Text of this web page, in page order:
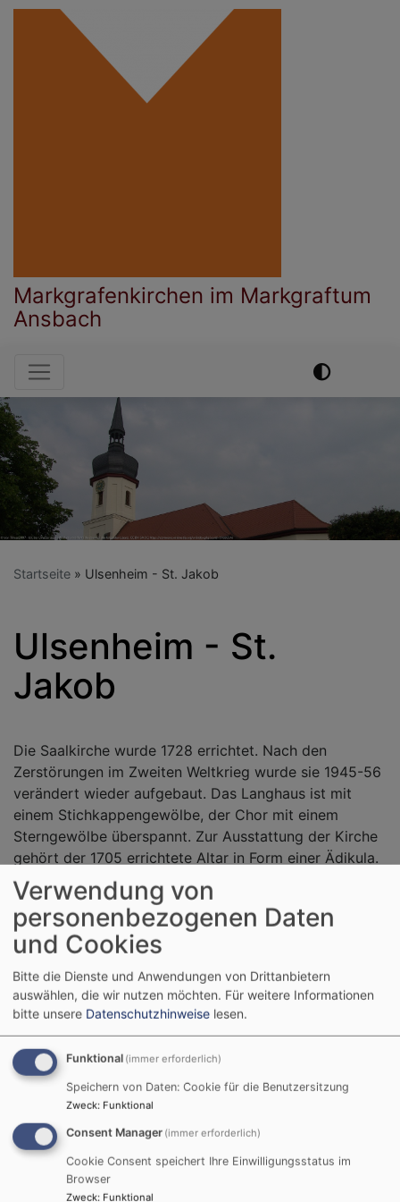
Direkt
Markgrafenkirchen im Markgraftum
Ansbach
Hauptnavigation
Startseite Ulsenheim - St. Jakob
Ulsenheim - St.
Jakob
Die Saalkirche wurde 1728 errichtet. Nach den
Zerstörungen im Zweiten Weltkrieg wurde sie 1945-56
verändert wieder aufgebaut. Das Langhaus ist mit
einem Stichkappengewölbe, der Chor mit einem
Sterngewölbe überspannt. Zur Ausstattung der Kirche
gehört der 1705 errichtete Altar in Form einer Ädikula.
Ulsenheim
Ulsenheim 87
91478 Markt
Nordheim - Ulsenheim
Dekanat Uffenheim -
Kirchenkreis Ansbach-
Würzburg
Ulsenheim
Ulsenheim 81
91478 Markt Nordheim
Tel.
pfarramt.ulsenheim@elkb.de
Öffnungszeite
Die Kirche in Ulsenheim
Benachbarte
Verwendung von
personenbezogenen Daten
und Cookies
Bitte die Dienste und Anwendungen von Drittanbietern
auswählen, die wir nutzen möchten. Für weitere Informationen
bitte unsere Datenschutzhinweise lesen.
Funktional (immer erforderlich)
Speichern von Daten: Cookie für die Benutzersitzung
Zweck: Funktional
Consent Manager (immer erforderlich)
Cookie Consent speichert Ihre Einwilligungsstatus im
Browser
Zweck: Funktional